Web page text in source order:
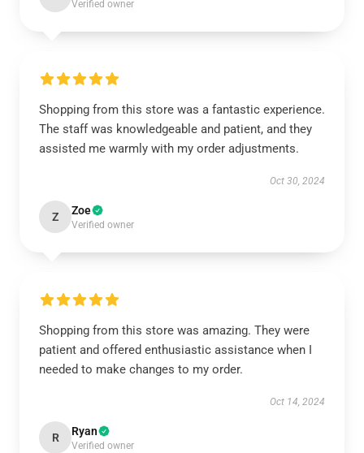
Verified owner
Shopping from this store was a fantastic experience.
The staff was knowledgeable and patient, and they
assisted me warmly with my order adjustments.
Oct 30, 2024
Z Zoe
Verified owner
Shopping from this store was amazing. They were
patient and offered enthusiastic assistance when I
needed to make changes to my order.
Oct 14, 2024
R Ryan
Verified owner